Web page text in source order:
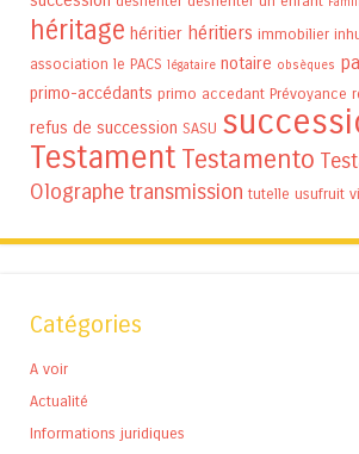
héritage héritier héritiers immobilier
association le PACS légataire notaire obsèques
primo-accédants primo accedant Prévoyance
refus de succession SASU
Testament Testamento
Olographetransmission tutelle usufruit
Catégories
A voir
Actualité
Informations juridiques